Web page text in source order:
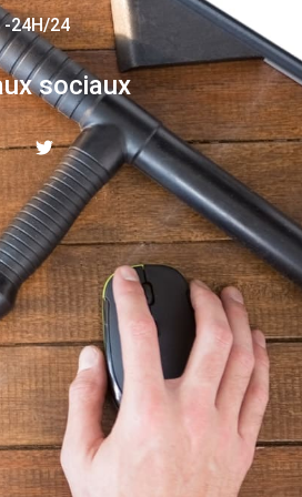
-24H/24
sociaux